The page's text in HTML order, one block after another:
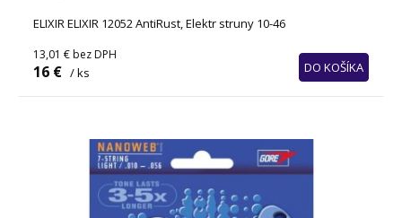
ELIXIR ELIXIR 12052 AntiRust, Elektr struny 10-46
13,01 € bez DPH
16 € / ks DO KOŠÍKA